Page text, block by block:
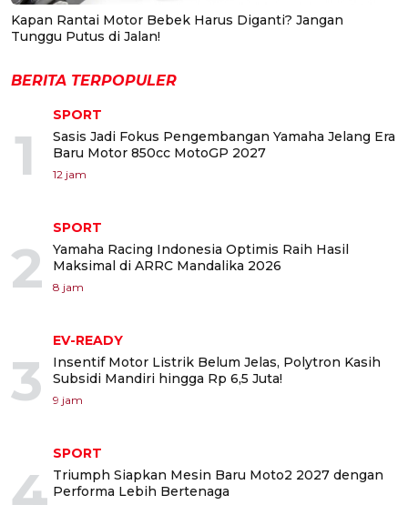
Kapan Rantai Motor Bebek Harus Diganti? Jangan
Tunggu Putus di Jalan!
BERITA TERPOPULER
1
SPORT
Sasis Jadi Fokus Pengembangan Yamaha Jelang Era
Baru Motor 850cc MotoGP 2027
12 jam
2
SPORT
Yamaha Racing Indonesia Optimis Raih Hasil
Maksimal di ARRC Mandalika 2026
8 jam
3
EV-READY
Insentif Motor Listrik Belum Jelas, Polytron Kasih
Subsidi Mandiri hingga Rp 6,5 Juta!
9 jam
SPORT
Triumph Siapkan Mesin Baru Moto2 2027 dengan
Performa Lebih Bertenaga